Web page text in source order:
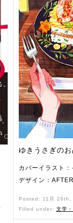
ゆきうさぎの
カバーイラスト
デザイン：
Posted: 11月
Filled under: 文学